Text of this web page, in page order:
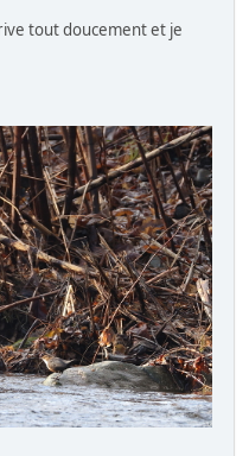
tout doucement et je